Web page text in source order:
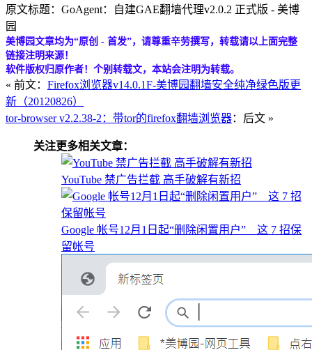
原文标题：GoAgent：自建GAE翻墙代理v2.0.2 正式版 - 美博
园
美博园文章均为“原创 - 首发”，请尊重辛劳撰写，转载请以上面完整
链接注明来源！
软件版权归原作者！个别转载文，本站会注明为转载。
« 前文： Firefox浏览器v14.0.1F-美博园翻墙安全纯净绿色版更
新（20120826）
tor-browser v2.2.38-2：带tor的firefox翻墙浏览器：后文 »
关注更多相关文章：
YouTube 禁广告拦截 高手破解有新招
Google 帐号12月1日起“删除闲置用户” 这 7 招保
留帐号